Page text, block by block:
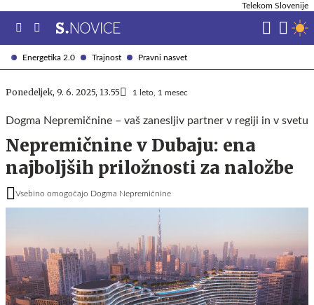
Energetika 2.0 Trajnost Pravni nasvet
Telekom Slovenije
Ponedeljek, 9. 6. 2025, 13.55 1 leto, 1 mesec
Dogma Nepremičnine – vaš zanesljiv partner v regiji in v svetu
Nepremičnine v Dubaju: ena
najboljših priložnosti za naložbe
Vsebino omogočajo Dogma Nepremičnine